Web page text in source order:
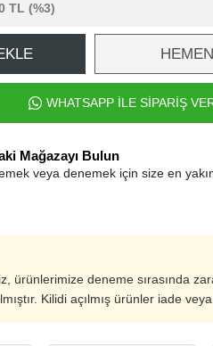
TL (%3)
WHATSAPP İLE SİPARİŞ
Mağazayı Bulun
veya denemek için size en
ürünlerimize deneme sırasında
Kilidi açılmış ürünler iade